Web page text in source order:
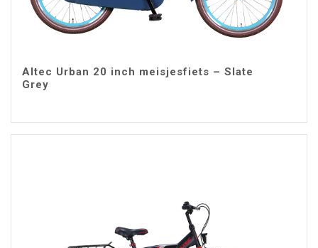
Altec Urban 20 inch meisjesfiets – Slate
Grey